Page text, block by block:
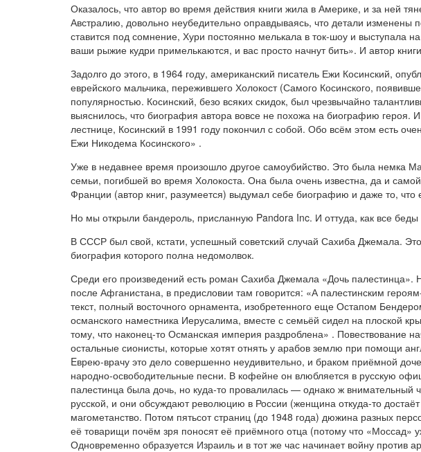
Оказалось, что автор во время действия книги жила в Америке, и за ней
Австралию, довольно неубедительно оправдываясь, что детали
ставится под сомнение, Хури постоянно мелькала в ток-шоу и
ваши рыжие кудри примелькаются, и вас просто начнут бить». И автор
Задолго до этого, в 1964 году, американский писатель Ежи Косинский,
еврейского мальчика, пережившего Холокост (Самого Косинского,
популярностью. Косинский, безо всяких скидок, был чрезвычайно
выяснилось, что биография автора вовсе не похожа на биографию героя.
лестнице, Косинский в 1991 году покончил с собой. Обо всём этом есть
Ежи Никодема Косинского» .
Уже в недавнее время произошло другое самоубийство. Это была немка
семьи, погибшей во время Холокоста. Она была очень известна, да и
Франции (автор книг, разумеется) выдумал себе биографию и даже то, что
Но мы открыли бандероль, присланную Pandora Inc. И оттуда, как все беды
В СССР был свой, кстати, успешный советский случай Сахиба Джемала.
биография которого полна недомолвок.
Среди его произведений есть роман Сахиба Джемала «Дочь
после Афганистана, в предисловии там говорится: «А палестинским
текст, полный восточного орнамента, изобретенного еще Остапом
османского наместника Иерусалима, вместе с семьёй сидел на плоской
тому, что наконец-то Османская империя раздроблена» . Повествование
остальные сионисты, которые хотят отнять у арабов землю при помощи
Eврею-врачу это дело совершенно неудивительно, и браком приёмной
народно-освободительные песни. В кофейне он влюбляется в русскую
палестинца была дочь, но куда-то провалилась — однако ж внимательный
русской, и они обсуждают революцию в России (женщина откуда-то
магометанство. Потом пятьсот страниц (до 1948 года) дюжина разных
её товарищи почём зря поносят её приёмного отца (потому что «Моссад»
Одновременно образуется Израиль и в тот же час начинает войну против